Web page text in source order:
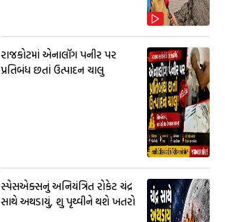
રાજકોટમાં એનાલૉગ પનીર પર
પ્રતિબંધ છતાં ઉત્પાદન ચાલુ
સ્પેસએક્સનું અનિયંત્રિત રોકેટ ચંદ્ર
સાથે અથડાયું, શુ પૃથ્વીને થશે ખતરો